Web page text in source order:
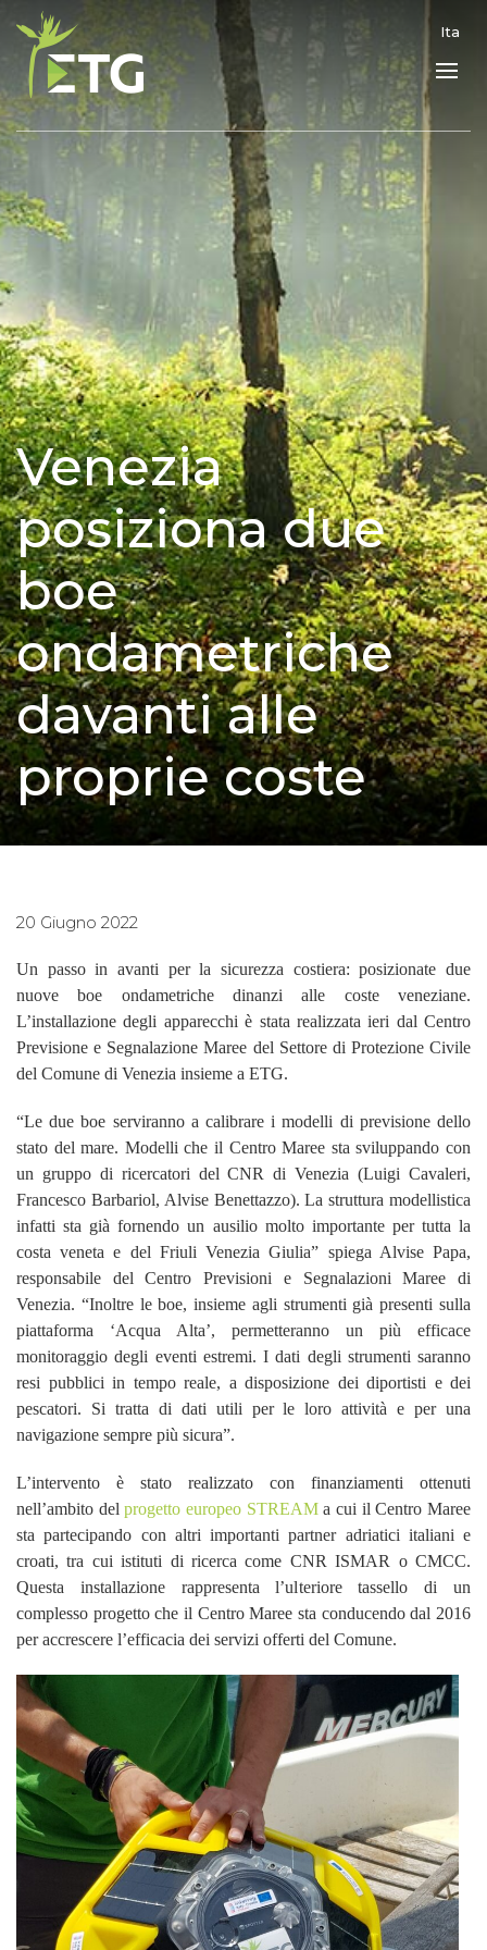
Ita
Venezia
posiziona due
boe
ondametriche
davanti alle
proprie coste
20 Giugno 2022
Un passo in avanti per la sicurezza costiera: posizionate due
nuove boe ondametriche dinanzi alle coste veneziane.
L’installazione degli apparecchi è stata realizzata ieri dal Centro
Previsione e Segnalazione Maree del Settore di Protezione Civile
del Comune di Venezia insieme a ETG.
“Le due boe serviranno a calibrare i modelli di previsione dello
stato del mare. Modelli che il Centro Maree sta sviluppando con
un gruppo di ricercatori del CNR di Venezia (Luigi Cavaleri,
Francesco Barbariol, Alvise Benettazzo). La struttura modellistica
infatti sta già fornendo un ausilio molto importante per tutta la
costa veneta e del Friuli Venezia Giulia” spiega Alvise Papa,
responsabile del Centro Previsioni e Segnalazioni Maree di
Venezia. “Inoltre le boe, insieme agli strumenti già presenti sulla
piattaforma ‘Acqua Alta’, permetteranno un più efficace
monitoraggio degli eventi estremi. I dati degli strumenti saranno
resi pubblici in tempo reale, a disposizione dei diportisti e dei
pescatori. Si tratta di dati utili per le loro attività e per una
navigazione sempre più sicura”.
L’intervento è stato realizzato con finanziamenti ottenuti
nell’ambito delprogetto europeo STREAMa cui il Centro Maree
sta partecipando con altri importanti partner adriatici italiani e
croati, tra cui istituti di ricerca come CNR ISMAR o CMCC.
Questa installazione rappresenta l’ulteriore tassello di un
complesso progetto che il Centro Maree sta conducendo dal 2016
per accrescere l’efficacia dei servizi offerti del Comune.